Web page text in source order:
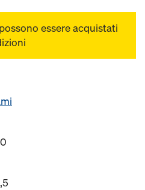
essere acquistati